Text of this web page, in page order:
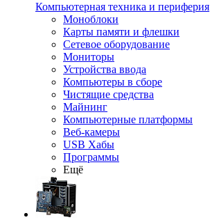
Компьютерная техника и периферия
Моноблоки
Карты памяти и флешки
Сетевое оборудование
Мониторы
Устройства ввода
Компьютеры в сборе
Чистящие средства
Майнинг
Компьютерные платформы
Веб-камеры
USB Хабы
Программы
Ещё